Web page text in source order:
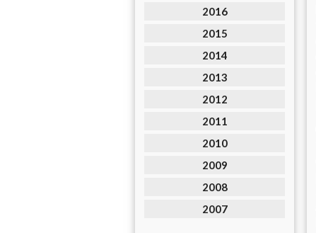
2016
2015
2014
2013
2012
2011
2010
2009
2008
2007